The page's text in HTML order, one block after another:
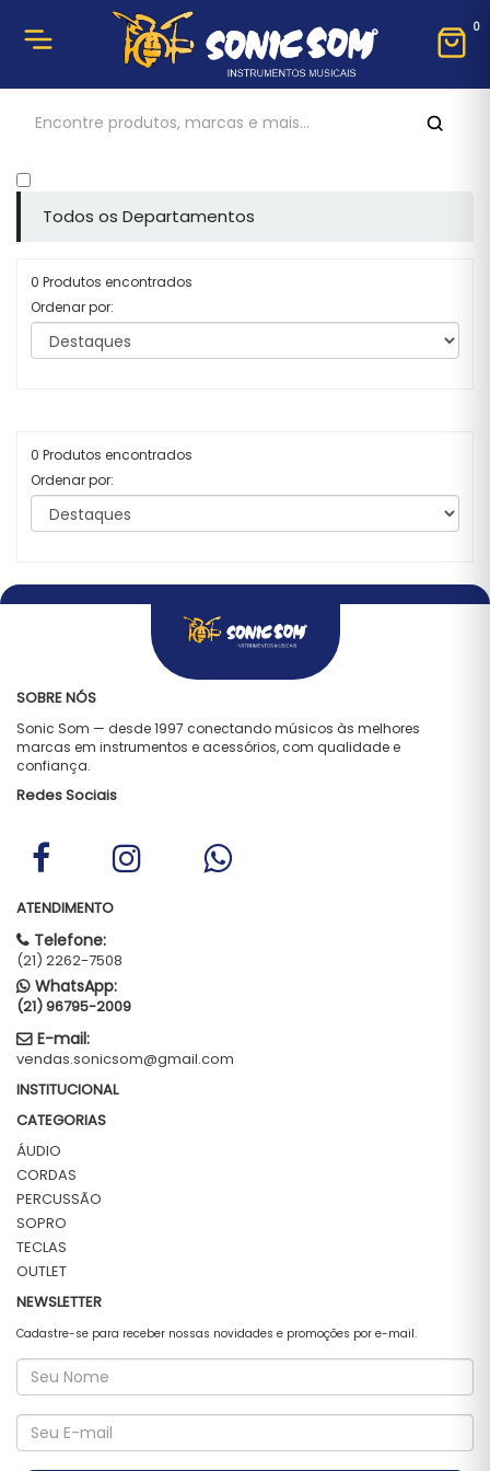
0
Todos os Departamentos
0 Produtos encontrados
Ordenar por:
0 Produtos encontrados
Ordenar por:
SOBRE NÓS
Sonic Som — desde 1997 conectando músicos às melhores
marcas em instrumentos e acessórios, com qualidade e
confiança.
Redes Sociais
ATENDIMENTO
Telefone:
(21) 2262-7508
WhatsApp:
(21) 96795-2009
E-mail:
vendas.sonicsom@gmail.com
INSTITUCIONAL
CATEGORIAS
ÁUDIO
CORDAS
PERCUSSÃO
SOPRO
TECLAS
OUTLET
NEWSLETTER
Cadastre-se para receber nossas novidades e promoções por e-mail.